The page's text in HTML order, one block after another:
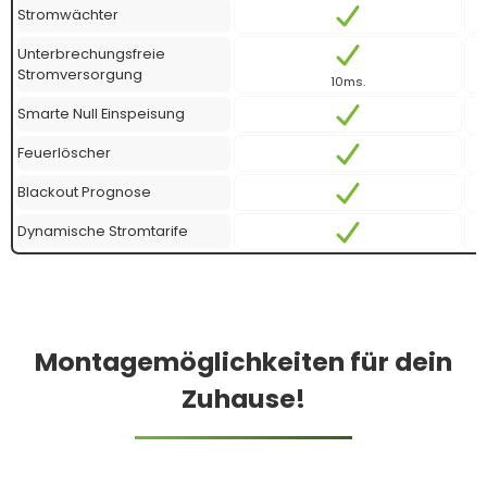
Stromwächter
Unterbrechungsfreie
Stromversorgung
10ms.
Smarte Null Einspeisung
Feuerlöscher
Blackout Prognose
Dynamische Stromtarife
Montagemöglichkeiten für dein
Zuhause!